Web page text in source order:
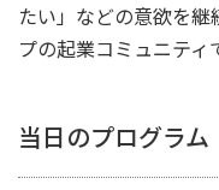
たい」などの意欲を
プの起業コミュニティ
当日のプログラム